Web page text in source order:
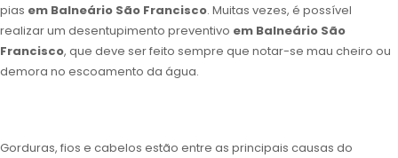
pias em Balneário São Francisco. Muitas vezes, é possível
realizar um desentupimento preventivo em Balneário São
Francisco, que deve ser feito sempre que notar-se mau cheiro ou
demora no escoamento da água.
Gorduras, fios e cabelos estão entre as principais causas do